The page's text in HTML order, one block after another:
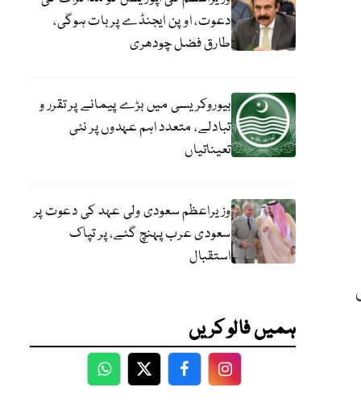
دعوت، اوپن ایجنڈے پر بات ہوگی،
طارق فضل چودھری
بیوروکریسی میں بڑے پیمانے پر تقرر و
تبادلے، متعدد اہم عہدوں پر نئی
تعیناتیاں
وزیراعظم سعودی ولی عہد کی دعوت پر
سعودی عرب پہنچ گئے، پر تپاک
استقبال
ہمیں فالو کریں
WhatsApp
TwitterFacebookFacebook